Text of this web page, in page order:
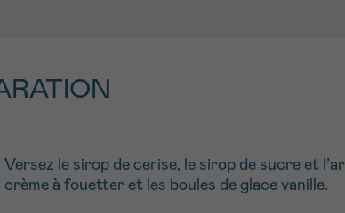
Versez le sirop de cerise, le sirop de sucre et
crème à fouetter et les boules de glace vanille.